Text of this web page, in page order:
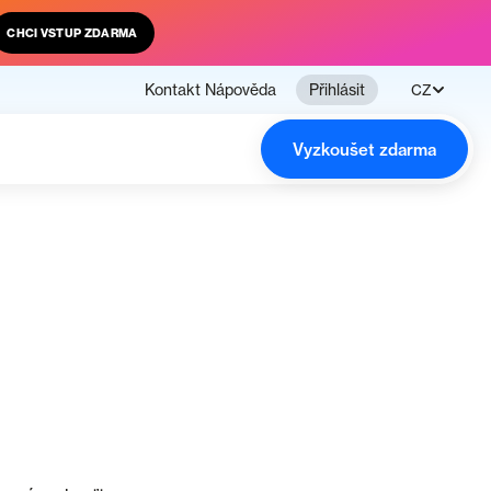
CHCI VSTUP ZDARMA
Kontakt Nápověda Přihlásit CZ
Vyzkoušet zdarma